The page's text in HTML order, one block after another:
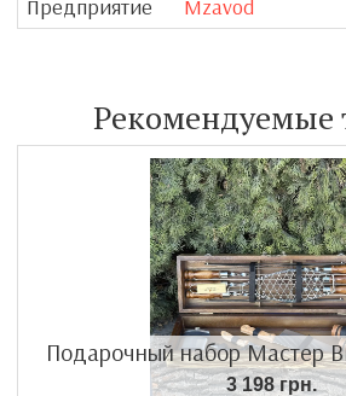
Предприятие
Mzavod
Рекомендуемые
Подарочный набор Мастер
3 198 грн.